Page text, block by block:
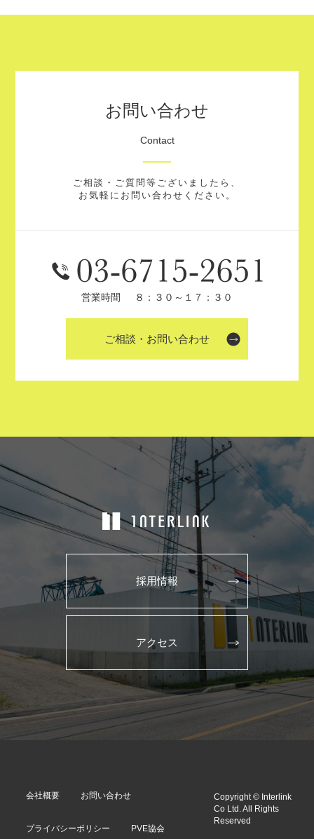
お問い合わせ
Contact
ご相談・ご質問等ございましたら、
お気軽にお問い合わせください。
営業時間 ８：３０～１７：３０
ご相談・お問い合わせ
採用情報
アクセス
会社概要 お問い合わせ
プライバシーポリシー PVE協会
Copyright © Interlink
Co Ltd. All Rights
Reserved